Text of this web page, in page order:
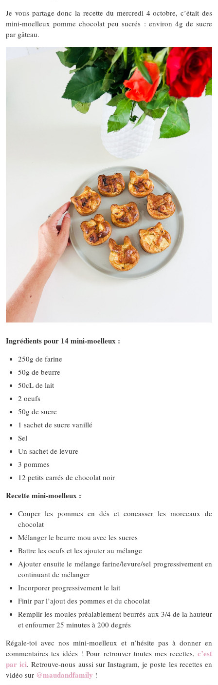
Je vous partage donc la recette du mercredi 4 octobre, c’était des
mini-moelleux pomme chocolat peu sucrés : environ 4g de sucre
par gâteau.
Ingrédients pour 14 mini-moelleux :
250g de farine
50g de beurre
50cL de lait
2 oeufs
50g de sucre
1 sachet de sucre vanillé
Sel
Un sachet de levure
3 pommes
12 petits carrés de chocolat noir
Recette mini-moelleux :
Couper les pommes en dés et concasser les morceaux de
chocolat
Mélanger le beurre mou avec les sucres
Battre les oeufs et les ajouter au mélange
Ajouter ensuite le mélange farine/levure/sel progressivement en
continuant de mélanger
Incorporer progressivement le lait
Finir par l’ajout des pommes et du chocolat
Remplir les moules préalablement beurrés aux 3/4 de la hauteur
et enfourner 25 minutes à 200 degrés
Régale-toi avec nos mini-moelleux et n’hésite pas à donner en
commentaires tes idées ! Pour retrouver toutes mes recettes, c’est
par ici. Retrouve-nous aussi sur Instagram, je poste les recettes en
vidéo sur @maudandfamily !